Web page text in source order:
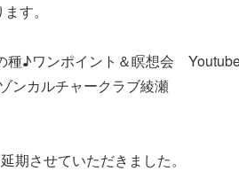
す。
種♪ワンポイント＆瞑想会
ンカルチャークラブ綾瀬
期させていただきました。